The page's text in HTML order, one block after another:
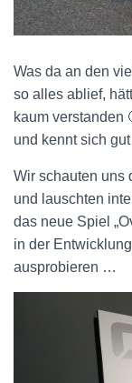
Was da an den
so alles ablief,
kaum verstanden
und kennt sich
Wir schauten uns
und lauschten
das neue Spiel
in der
ausprobieren …